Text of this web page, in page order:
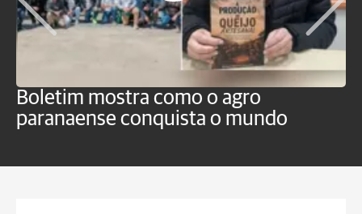
Boletim mostra como o agro
paranaense conquista o mundo